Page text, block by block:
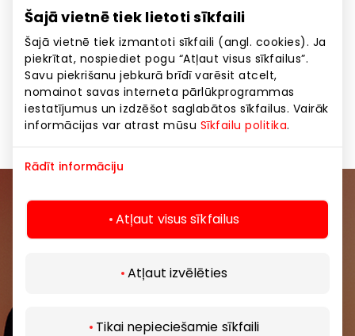
Šajā vietnē tiek lietoti sīkfaili
Šajā vietnē tiek izmantoti sīkfaili (angl. cookies). Ja
piekrītat, nospiediet pogu “Atļaut visus sīkfailus”.
Savu piekrišanu jebkurā brīdī varēsit atcelt,
nomainot savas interneta pārlūkprogrammas
iestatījumus un izdzēšot saglabātos sīkfailus. Vairāk
informācijas var atrast mūsu Sīkfailu politika.
Rādīt informāciju
Atļaut visus sīkfailus
Atļaut izvēlēties
Tikai nepieciešamie sīkfaili
Rotaslietu dizains tiek veidots Latvijā un studijā
Parīzē, tādejādi rotaslietās iekļaujot pasaules modes
tendences.
Dāvanas, aksesuāri Preces
Pievienojieties mūsu kopienai
pasākumiem un jaunāko informāciju iepirkšanās un
izklaides centros “AKROPOLE Alfa” un “AKROPOLE